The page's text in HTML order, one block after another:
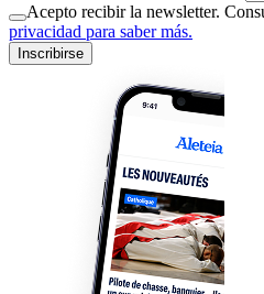
Acepto recibir la newsletter.
privacidad para saber más.
Inscribirse